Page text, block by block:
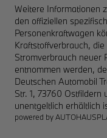
Weitere Informationen
den offiziellen
Personenkraftwagen
Kraftstoffverbrauch,
Stromverbrauch neuer
entnommen werden,
Deutschen Automobil
Str. 1, 73760 Ostfildern
unentgeltlich erhältlich
powered by